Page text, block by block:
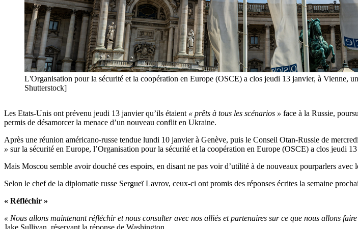
L'Organisation pour la sécurité et la coopération en Europe (OSCE) a clos jeudi 13 janvier, à Vienne,
Shutterstock]
Les Etats-Unis ont prévenu jeudi 13 janvier qu’ils étaient « prêts à tous les scénarios » face à la Russie,
permis de désamorcer la menace d’un nouveau conflit en Ukraine.
Après une réunion américano-russe tendue lundi 10 janvier à Genève, puis le Conseil Otan-Russie de
» sur la sécurité en Europe, l’Organisation pour la sécurité et la coopération en Europe (OSCE) a clos jeudi
Mais Moscou semble avoir douché ces espoirs, en disant ne pas voir d’utilité à de nouveaux pourparlers avec
Selon le chef de la diplomatie russe Sergueï Lavrov, ceux-ci ont promis des réponses écrites la semaine
« Réfléchir »
« Nous allons maintenant réfléchir et nous consulter avec nos alliés et partenaires sur ce que nous allons faire